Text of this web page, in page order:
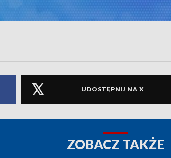
UDOSTĘPNIJ NA X
ZOBACZ TAKŻE